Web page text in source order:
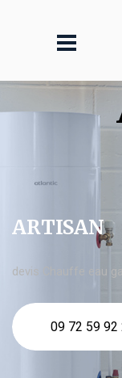
ARTISAN
devis Chauffe eau
09 72 59 92